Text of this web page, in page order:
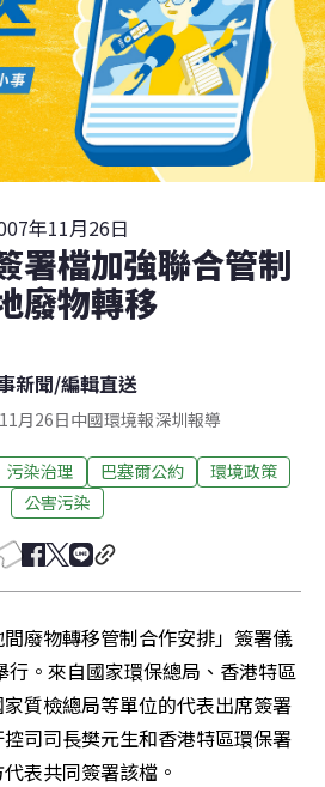
年11月26日
署檔加強聯合管制
廢物轉移
新聞/編輯直送
月26日中國環境報深圳報導
污染治理 巴塞爾公約
環境政策
公害污染
間廢物轉移管制合作安排」簽署儀
。來自國家環保總局、香港特區
質檢總局等單位的代表出席簽署
司司長樊元生和香港特區環保署
表共同簽署該檔。